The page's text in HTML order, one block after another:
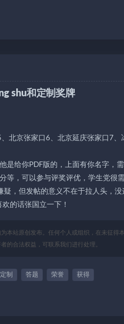
shu和定制奖牌
北京张家口6、北京延庆张家口7
是给你PDF版的，上面有你名字，
等，可以参与评奖评优，学生党很
，但发帖的意义不在于拉人头，
的话张国立一下！
本站原创发布。任何个人或组织，在未征得
的合法权益，可联系我们进行处理。
定制 答题 荣誉 获得